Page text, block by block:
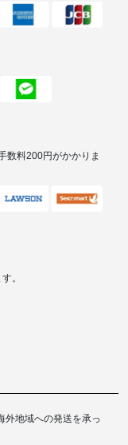
数料200円がかかりま
。
外地域への発送を承っ